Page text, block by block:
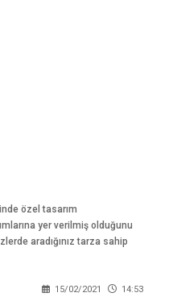
özel tasarım
yer verilmiş olduğunu
aradığınız tarza sahip
15/02/2021 14:53